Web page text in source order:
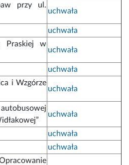
przy ul.
uchwała
uchwała
Praskiej w
uchwała
uchwała
i Wzgórze
uchwała
uchwała
uchwała
uchwała